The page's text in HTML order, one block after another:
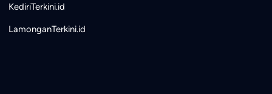
KediriTerkini.id
LamonganTerkini.id